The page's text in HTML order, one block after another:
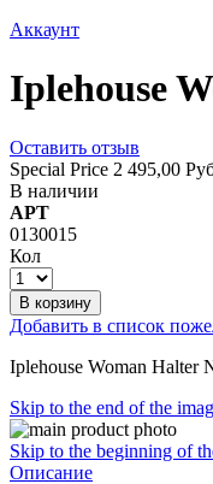
Аккаунт
Iplehouse
Оставить отзыв
Special Price 2 495,00
В наличии
АРТ
0130015
Кол
В корзину
Добавить в список
Iplehouse Woman Halter
Skip to the end of the
Skip to the beginning of
Описание